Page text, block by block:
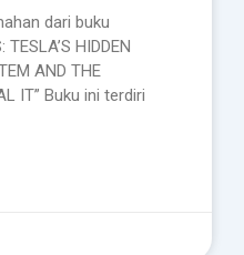
dari buku
TESLA’S HIDDEN
AND THE
IT” Buku ini terdiri